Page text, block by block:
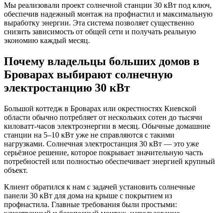
Мы реализовали проект солнечной станции 30 кВт под ключ,
обеспечив надежный монтаж на профнастил и максимальную
выработку энергии. Эта система позволяет существенно
снизить зависимость от общей сети и получать реальную
экономию каждый месяц.
Почему владельцы больших домов в
Броварах выбирают солнечную
электростанцию 30 кВт
Большой коттедж в Броварах или окрестностях Киевской
области обычно потребляет от нескольких сотен до тысячи
киловатт-часов электроэнергии в месяц. Обычные домашние
станции на 5–10 кВт уже не справляются с такими
нагрузками. Солнечная электростанция 30 кВт — это уже
серьёзное решение, которое покрывает значительную часть
потребностей или полностью обеспечивает энергией крупный
объект.
Клиент обратился к нам с задачей установить солнечные
панели 30 кВт для дома на крыше с покрытием из
профнастила. Главные требования были простыми: